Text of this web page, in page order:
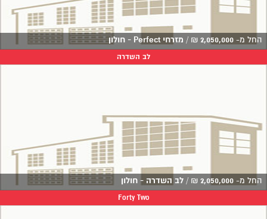
החל מ- 2,050,000
₪
/ מזרחי Perfect - חולון
לב השדרה
החל מ- 2,050,000
₪
/ לב השדרה - חולון
Forty Two